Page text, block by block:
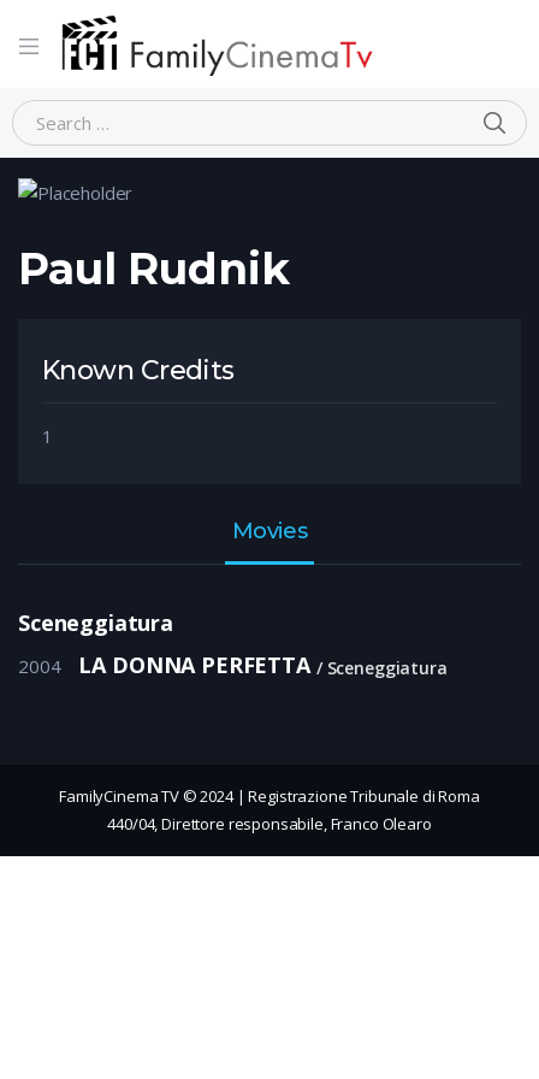
Home Person Paul Rudnik
Paul Rudnik
Known Credits
1
Movies
Sceneggiatura
2004 LA DONNA PERFETTA Sceneggiatura
FamilyCinema TV © 2024 | Registrazione Tribunale di Roma
440/04, Direttore responsabile, Franco Olearo